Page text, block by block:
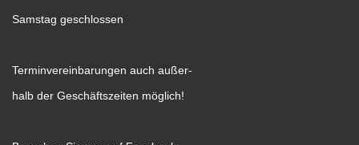
Samstag geschlossen
Terminvereinbarungen auch außer-
halb der Geschäftszeiten möglich!